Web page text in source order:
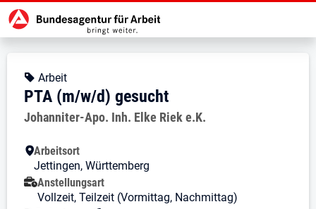
Zur Jobsuche Startseite
Stellendetails zu: PTA (m/w/d)
PTA (m/w/d) gesucht
PTA (m/w/d) gesucht
Kopfbereich
Angebotsart:
Arbeit
PTA (m/w/d) gesucht
Arbeitgeber:
Johanniter-Apo. Inh. Elke Riek e.K.
Besondere Merkmale
Arbeitsort
Jettingen, Württemberg
Anstellungsart
Vollzeit, Teilzeit (Vormittag, Nachmittag)